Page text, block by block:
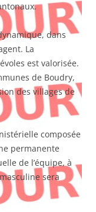
dans
La
est valorisée.
de Boudry,
des villages de
composée
permanente
de l’équipe, à
sera